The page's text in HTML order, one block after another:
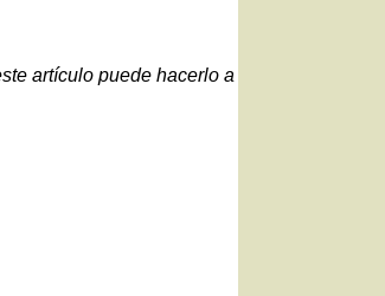
artículo puede hacerlo a